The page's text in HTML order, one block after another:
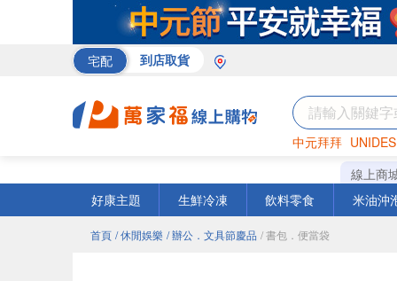
宅配 到店取貨
中元拜拜
巧克力 衛生紙
線上商
好康主題
生鮮冷凍 飲料零食 米油沖
首頁 / 休閒娛樂 / 辦公．文具節慶品 / 書包．便當袋